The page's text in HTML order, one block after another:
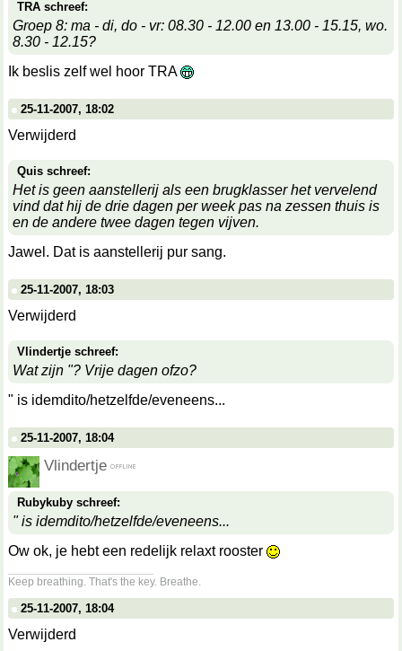
TRA schreef:
Groep 8: ma - di, do - vr: 08.30 - 12.00 en 13.00 - 15.15, wo.
8.30 - 12.15?
Ik beslis zelf wel hoor TRA
25-11-2007, 18:02
Verwijderd
Quis schreef:
Het is geen aanstellerij als een brugklasser het vervelend
vind dat hij de drie dagen per week pas na zessen thuis is
en de andere twee dagen tegen vijven.
Jawel. Dat is aanstellerij pur sang.
25-11-2007, 18:03
Verwijderd
Vlindertje schreef:
Watzijn "? Vrije dagen ofzo?
" is idemdito/hetzelfde/eveneens...
25-11-2007, 18:04
Vlindertje
Rubykuby schreef:
" is idemdito/hetzelfde/eveneens...
Ow ok, je hebt een redelijk relaxt rooster
Keep breathing. That's the key. Breathe.
25-11-2007, 18:04
Verwijderd